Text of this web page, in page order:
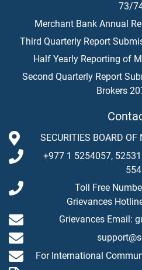
73/
Merchant Bank Annual
Third Quarterly Report
Half Yearly Reporting of
Second Quarterly Report
Brokers
SECURITIES BOARD
+977 1 5254057,
Toll Free
Grievances
Grievances Email:
For International